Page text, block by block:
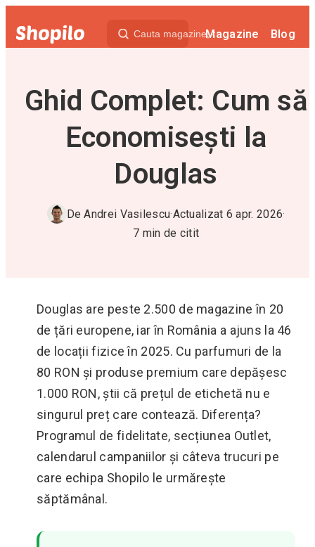
Magazine Blog
Ghid Complet: Cum să
Economisești la
Douglas
De Andrei Vasilescu·Actualizat 6 apr. 2026·
7 min de citit
Douglas are peste 2.500 de magazine în 20
de țări europene, iar în România a ajuns la 46
de locații fizice în 2025. Cu parfumuri de la
80 RON și produse premium care depășesc
1.000 RON, știi că prețul de etichetă nu e
singurul preț care contează. Diferența?
Programul de fidelitate, secțiunea Outlet,
calendarul campaniilor și câteva trucuri pe
care echipa Shopilo le urmărește
săptămânal.